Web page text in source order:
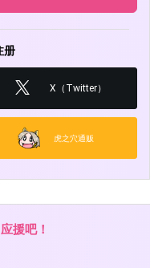
册
X（Twitter）
虎之穴通贩
援吧！